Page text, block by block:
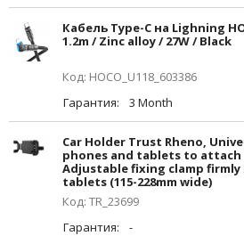
Кабель Type-C на Lighning
1.2m / Zinc alloy / 27W / Black
Код: HOCO_U118_603386
Гарантия:
3 Month
Car Holder Trust Rheno,
phones and tablets to
Adjustable fixing clamp
tablets (115-228mm wide)
Код: TR_23699
Гарантия:
-